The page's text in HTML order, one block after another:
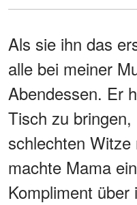
Als sie ihn das
alle bei meiner
Abendessen. Er
Tisch zu
schlechten
machte Mama
Kompliment über